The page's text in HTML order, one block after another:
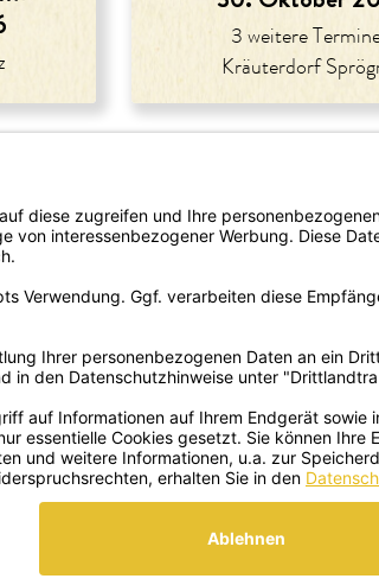
3 weitere
Kräuterdorf
Newsletter bestellen
10, 3913 Sprögnitz, Österreich +43